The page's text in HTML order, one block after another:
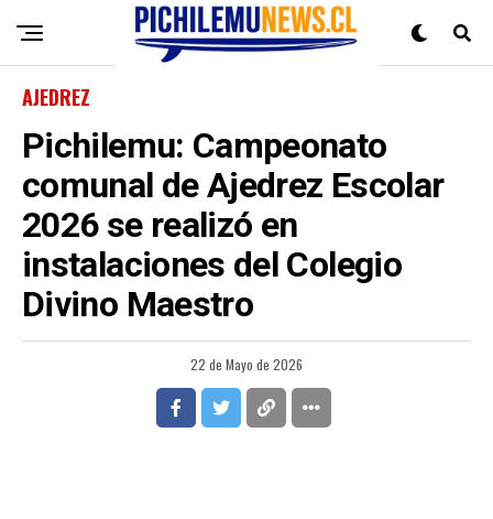
AJEDREZ
Pichilemu: Campeonato
comunal de Ajedrez Escolar
2026 se realizó en
instalaciones del Colegio
Divino Maestro
22 de Mayo de 2026